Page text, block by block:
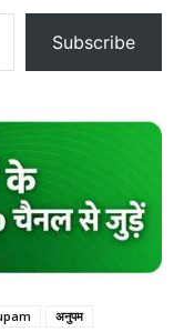
Subscribe
अनुपम